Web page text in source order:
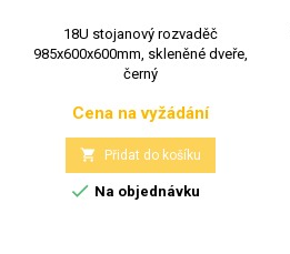
18U stojanový rozvaděč
985x600x600mm, skleněné dveře,
černý
Cena
Cena na vyžádání
 Přidat do košíku
 Na objednávku